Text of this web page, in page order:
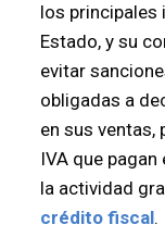
los principales
Estado, y su
evitar
obligadas a
en sus ventas,
IVA que
la actividad
crédito fiscal.